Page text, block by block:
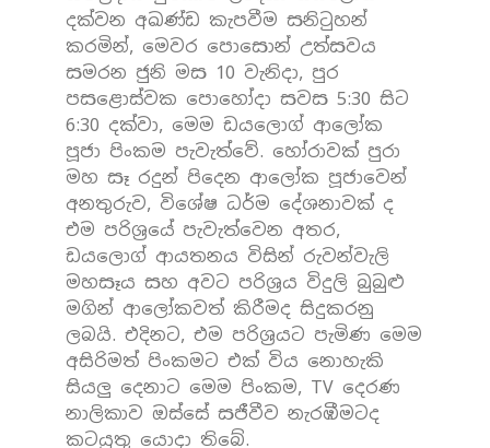
දක්වන අඛණ්ඩ කැපවීම සනිටුහන්
කරමින්, මෙවර පොසොන් උත්සවය
සමරන ජුනි මස 10 වැනිදා, පුර
පසළොස්වක පොහෝදා සවස 5:30 සිට
6:30 දක්වා, මෙම ඩයලොග් ආලෝක
පූජා පිංකම පැවැත්වේ. හෝරාවක් පුරා
මහ සෑ රදුන් පිදෙන ආලෝක පූජාවෙන්
අනතුරුව, විශේෂ ධර්ම දේශනාවක් ද
එම පරිශ්‍රයේ පැවැත්වෙන අතර,
ඩයලොග් ආයතනය විසින් රුවන්වැලි
මහසෑය සහ අවට පරිශ්‍රය විදුලි බුබුළු
මගින් ආලෝකවත් කිරීමද සිදුකරනු
ලබයි. එදිනට, එම පරිශ්‍රයට පැමිණ මෙම
අසිරිමත් පිංකමට එක් විය නොහැකි
සියලු දෙනාට මෙම පිංකම, TV දෙරණ
නාලිකාව ඔස්සේ සජීවීව නැරඹීමටද
කටයුතු යොදා තිබේ.